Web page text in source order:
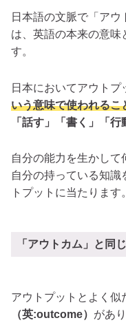
日本語の文脈で「ア
は、英語の本来の意味
す。
日本においてアウトプ
いう意味で使われるこ
「話す」「書く」「行
自分の能力を生かして
自分の持っている知識
トプットに当たります。
「アウトカム」と同
アウトプットとよく似
（英:outcome） があ